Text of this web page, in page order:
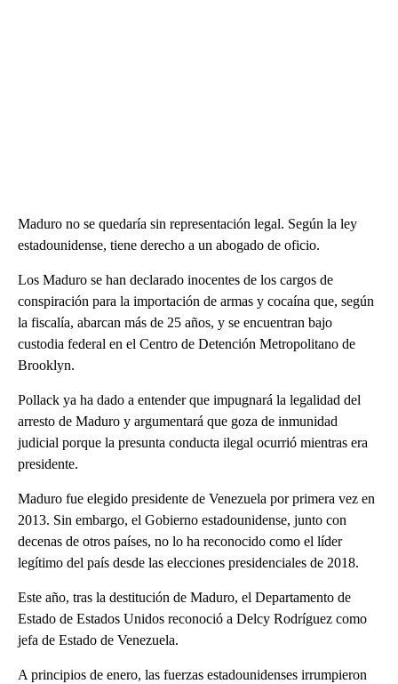
Maduro no se quedaría sin representación legal. Según la ley
estadounidense, tiene derecho a un abogado de oficio.
Los Maduro se han declarado inocentes de los cargos de
conspiración para la importación de armas y cocaína que, según
la fiscalía, abarcan más de 25 años, y se encuentran bajo
custodia federal en el Centro de Detención Metropolitano de
Brooklyn.
Pollack ya ha dado a entender que impugnará la legalidad del
arresto de Maduro y argumentará que goza de inmunidad
judicial porque la presunta conducta ilegal ocurrió mientras era
presidente.
Maduro fue elegido presidente de Venezuela por primera vez en
2013. Sin embargo, el Gobierno estadounidense, junto con
decenas de otros países, no lo ha reconocido como el líder
legítimo del país desde las elecciones presidenciales de 2018.
Este año, tras la destitución de Maduro, el Departamento de
Estado de Estados Unidos reconoció a Delcy Rodríguez como
jefa de Estado de Venezuela.
A principios de enero, las fuerzas estadounidenses irrumpieron